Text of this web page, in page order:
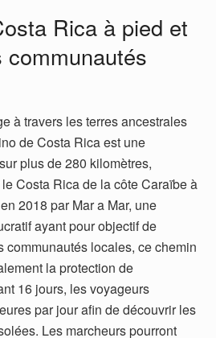
Rica à pied et
communautés
à travers les terres ancestrales
de Costa Rica est une
plus de 280 kilomètres,
Costa Rica de la côte Caraïbe à
2018 par Mar a Mar, une
ayant pour objectif de
communautés locales, ce chemin
la protection de
16 jours, les voyageurs
par jour afin de découvrir les
Les marcheurs pourront